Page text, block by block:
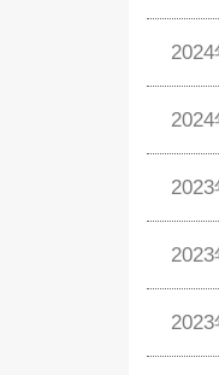
2024
2024
2023
2023
2023